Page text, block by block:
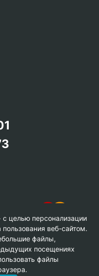
MARAZZI, ООО «Гамма
с целью персонализации
веб-сайтом.
файлы,
посещениях
файлы